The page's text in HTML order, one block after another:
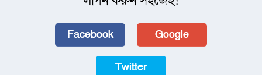
Facebook Google
Twitter